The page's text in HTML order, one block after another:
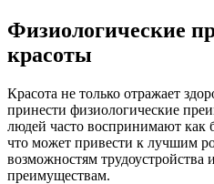
Физиологические
красоты
Красота не только отражает
принести физиологические
людей часто воспринимают как
что может привести к лучшим
возможностям трудоустройства
преимуществам.